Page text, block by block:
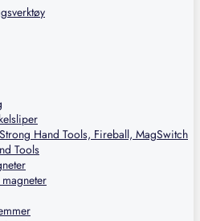
Hand Tools, Fireball, MagSwitch
Tools